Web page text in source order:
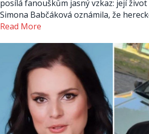
posílá fanouškům jasný vzkaz: její život
Simona Babčáková oznámila, že
Read More